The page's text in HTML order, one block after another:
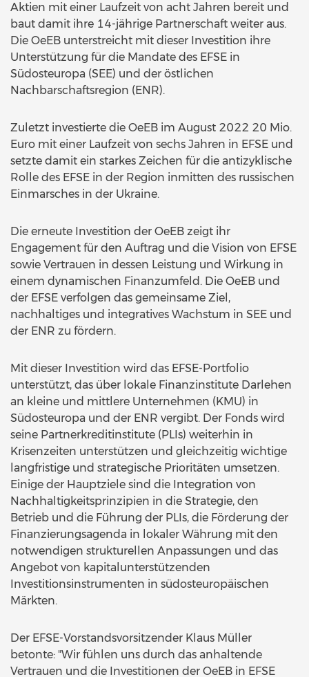
Aktien mit einer Laufzeit von acht Jahren bereit und
baut damit ihre 14-jährige Partnerschaft weiter aus.
Die OeEB unterstreicht mit dieser Investition ihre
Unterstützung für die Mandate des EFSE in
Südosteuropa (SEE) und der östlichen
Nachbarschaftsregion (ENR).
Zuletzt investierte die OeEB im August 2022 20 Mio.
Euro mit einer Laufzeit von sechs Jahren in EFSE und
setzte damit ein starkes Zeichen für die antizyklische
Rolle des EFSE in der Region inmitten des russischen
Einmarsches in der Ukraine.
Die erneute Investition der OeEB zeigt ihr
Engagement für den Auftrag und die Vision von EFSE
sowie Vertrauen in dessen Leistung und Wirkung in
einem dynamischen Finanzumfeld. Die OeEB und
der EFSE verfolgen das gemeinsame Ziel,
nachhaltiges und integratives Wachstum in SEE und
der ENR zu fördern.
Mit dieser Investition wird das EFSE-Portfolio
unterstützt, das über lokale Finanzinstitute Darlehen
an kleine und mittlere Unternehmen (KMU) in
Südosteuropa und der ENR vergibt. Der Fonds wird
seine Partnerkreditinstitute (PLIs) weiterhin in
Krisenzeiten unterstützen und gleichzeitig wichtige
langfristige und strategische Prioritäten umsetzen.
Einige der Hauptziele sind die Integration von
Nachhaltigkeitsprinzipien in die Strategie, den
Betrieb und die Führung der PLIs, die Förderung der
Finanzierungsagenda in lokaler Währung mit den
notwendigen strukturellen Anpassungen und das
Angebot von kapitalunterstützenden
Investitionsinstrumenten in südosteuropäischen
Märkten.
Der EFSE-Vorstandsvorsitzender Klaus Müller
betonte: "Wir fühlen uns durch das anhaltende
Vertrauen und die Investitionen der OeEB in EFSE